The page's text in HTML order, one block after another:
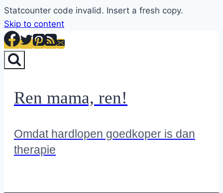
Statcounter code invalid. Insert a fresh copy.
Skip to content
Ren mama, ren!
Omdat hardlopen goedkoper is dan
therapie